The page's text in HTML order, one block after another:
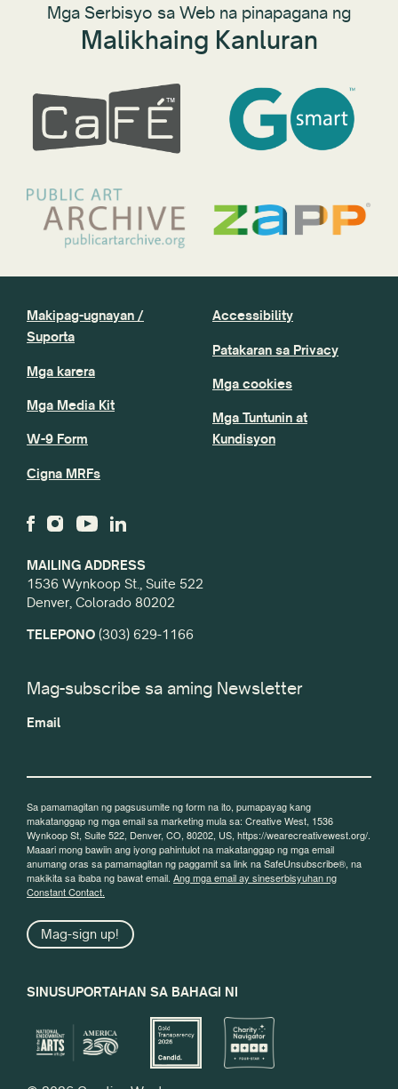
Mga Serbisyo sa Web na pinapagana ng
Malikhaing Kanluran
MAILING ADDRESS
1536 Wynkoop St., Suite 522
Denver, Colorado 80202
TELEPONO (303) 629-1166
Makipag-ugnayan /
Suporta
Mga karera
Mga Media Kit
W-9 Form
Cigna MRFs
Accessibility
Patakaran sa Privacy
Mga cookies
Mga Tuntunin at
Kundisyon
Mag-subscribe sa aming Newsletter
Email
Sa pamamagitan ng pagsusumite ng form na ito, pumapayag kang
makatanggap ng mga email sa marketing mula sa: Creative West, 1536
Wynkoop St, Suite 522, Denver, CO, 80202, US, https://wearecreativewest.org/.
Maaari mong bawiin ang iyong pahintulot na makatanggap ng mga email
anumang oras sa pamamagitan ng paggamit sa link na SafeUnsubscribe®, na
makikita sa ibaba ng bawat email. Ang mga email ay sineserbisyuhan ng
Constant Contact.
Mag-sign up!
SINUSUPORTAHAN SA BAHAGI NI